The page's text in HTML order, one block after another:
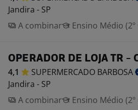
Jandira - SP
A combinar
Ensino Médio (2º
OPERADOR DE LOJA TR -
4,1 SUPERMERCADO BARBOSA
Jandira - SP
A combinar
Ensino Médio (2º